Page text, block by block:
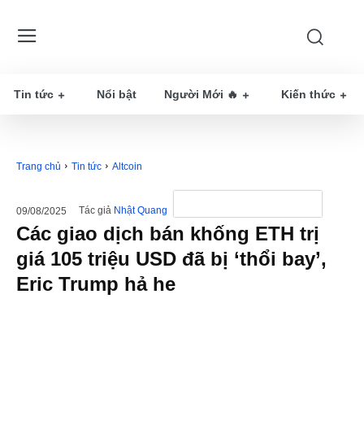
Tin tức Nổi bật Người Mới 🔥 Kiến thức
Trang chủ Tin tức Altcoin
09/08/2025 Tác giả Nhật Quang
Các giao dịch bán khống ETH trị
giá 105 triệu USD đã bị ‘thổi bay’,
Eric Trump hả he